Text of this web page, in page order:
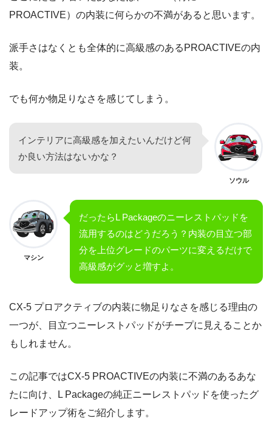
PROACTIVE）の内装に何らかの不満があると思います。
派手さはなくとも全体的に高級感のあるPROACTIVEの内
装。
でも何か物足りなさを感じてしまう。
インテリアに高級感を加えたいんだけど何
か良い方法はないかな？
ソウル
マシン
だったらL Packageのニーレストパッドを
流用するのはどうだろう？内装の目立つ部
分を上位グレードのパーツに変えるだけで
高級感がグッと増すよ。
CX-5 プロアクティブの内装に物足りなさを感じる理由の
一つが、目立つニーレストパッドがチープに見えることか
もしれません。
この記事ではCX-5 PROACTIVEの内装に不満のあるあな
たに向け、L Packageの純正ニーレストパッドを使ったグ
レードアップ術をご紹介します。